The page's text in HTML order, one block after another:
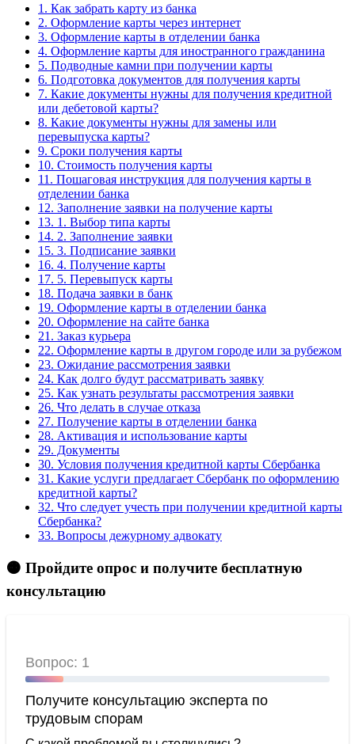
1. Как забрать карту из банка
2. Оформление карты через интернет
3. Оформление карты в отделении банка
4. Оформление карты для иностранного гражданина
5. Подводные камни при получении карты
6. Подготовка документов для получения карты
7. Какие документы нужны для получения кредитной
или дебетовой карты?
8. Какие документы нужны для замены или
перевыпуска карты?
9. Сроки получения карты
10. Стоимость получения карты
11. Пошаговая инструкция для получения карты в
отделении банка
12. Заполнение заявки на получение карты
13. 1. Выбор типа карты
14. 2. Заполнение заявки
15. 3. Подписание заявки
16. 4. Получение карты
17. 5. Перевыпуск карты
18. Подача заявки в банк
19. Оформление карты в отделении банка
20. Оформление на сайте банка
21. Заказ курьера
22. Оформление карты в другом городе или за рубежом
23. Ожидание рассмотрения заявки
24. Как долго будут рассматривать заявку
25. Как узнать результаты рассмотрения заявки
26. Что делать в случае отказа
27. Получение карты в отделении банка
28. Активация и использование карты
29. Документы
30. Условия получения кредитной карты Сбербанка
31. Какие услуги предлагает Сбербанк по оформлению
кредитной карты?
32. Что следует учесть при получении кредитной карты
Сбербанка?
33. Вопросы дежурному адвокату
🟠 Пройдите опрос и получите бесплатную
консультацию